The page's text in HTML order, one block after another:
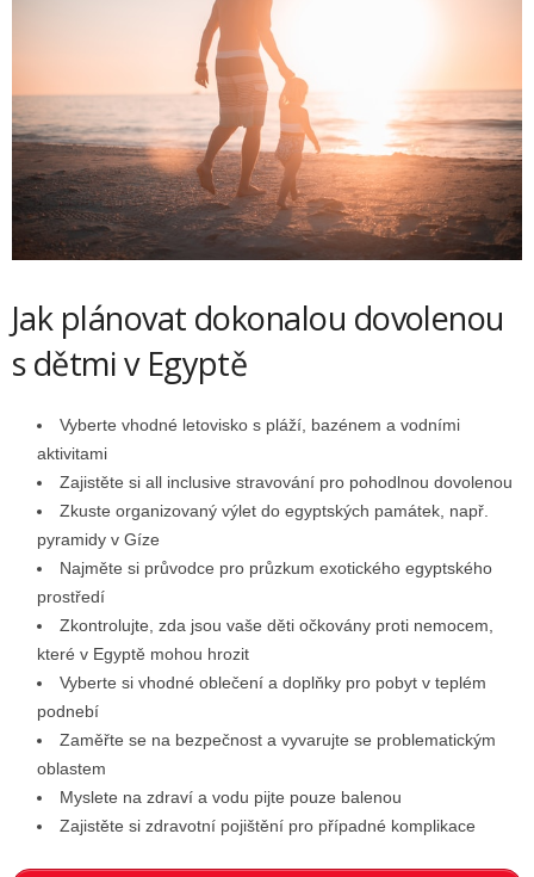
Jak plánovat dokonalou dovolenou
s dětmi v Egyptě
Vyberte vhodné letovisko s pláží, bazénem a vodními
aktivitami
Zajistěte si all inclusive stravování pro pohodlnou dovolenou
Zkuste organizovaný výlet do egyptských památek, např.
pyramidy v Gíze
Najměte si průvodce pro průzkum exotického egyptského
prostředí
Zkontrolujte, zda jsou vaše děti očkovány proti nemocem,
které v Egyptě mohou hrozit
Vyberte si vhodné oblečení a doplňky pro pobyt v teplém
podnebí
Zaměřte se na bezpečnost a vyvarujte se problematickým
oblastem
Myslete na zdraví a vodu pijte pouze balenou
Zajistěte si zdravotní pojištění pro případné komplikace